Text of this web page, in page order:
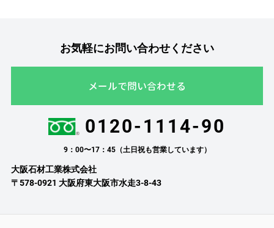
お気軽にお問い合わせください
メールで問い合わせる
0120-1114-90
9：00〜17：45（土日祝も営業しています）
大阪石材工業株式会社
〒578-0921 大阪府東大阪市水走3-8-43